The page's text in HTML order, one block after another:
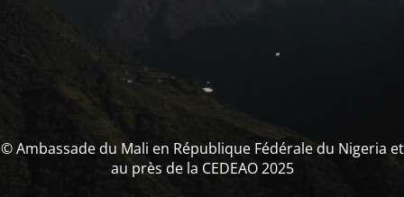
© Ambassade du Mali en République Fédérale du Nigeria et
au près de la CEDEAO 2025